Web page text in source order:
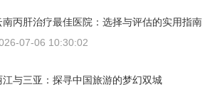
南丙肝治疗最佳医院：选择与评估的实用指南
07-06 10:30:02
江与三亚：探寻中国旅游的梦幻双城